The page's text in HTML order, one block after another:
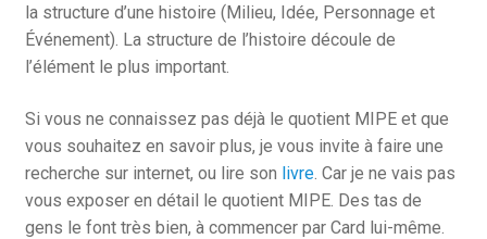
la structure d’une histoire (Milieu, Idée, Personnage et
Événement). La structure de l’histoire découle de
l’élément le plus important.
Si vous ne connaissez pas déjà le quotient MIPE et que
vous souhaitez en savoir plus, je vous invite à faire une
recherche sur internet, ou lire son livre. Car je ne vais pas
vous exposer en détail le quotient MIPE. Des tas de
gens le font très bien, à commencer par Card lui-même.